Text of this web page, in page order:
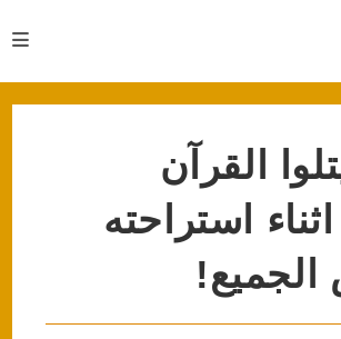
القرآن
اثناء استراحته